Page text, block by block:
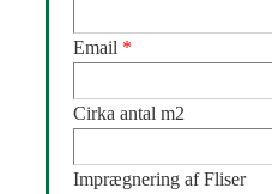
Email *
Cirka antal m2
Imprægnering af Fliser